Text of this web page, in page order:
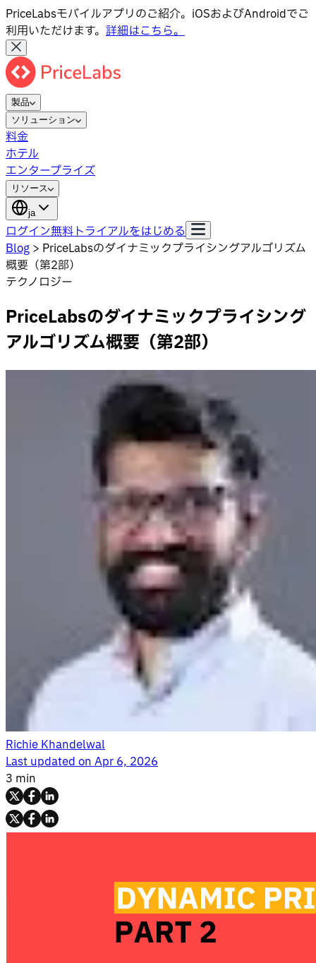
PriceLabsモバイルアプリのご紹介。iOSおよびAndroidでご
利用いただけます。 詳細はこちら。
製品
ソリューション
料金
ホテル
エンタープライズ
リソース
ja
ログイン無料トライアルをはじめる
Blog > PriceLabsのダイナミックプライシングアルゴリズム
概要（第2部）
テクノロジー
PriceLabsのダイナミックプライシング
アルゴリズム概要（第2部）
Richie Khandelwal
Last updated onApr 6, 2026
3 min